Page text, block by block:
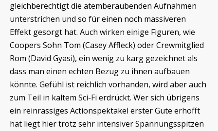
gleichberechtigt die atemberaubenden Aufnahmen
unterstrichen und so für einen noch massiveren
Effekt gesorgt hat. Auch wirken einige Figuren, wie
Coopers Sohn Tom (Casey Affleck) oder Crewmitglied
Rom (David Gyasi), ein wenig zu karg gezeichnet als
dass man einen echten Bezug zu ihnen aufbauen
könnte. Gefühl ist reichlich vorhanden, wird aber auch
zum Teil in kaltem Sci-Fi erdrückt. Wer sich übrigens
ein reinrassiges Actionspektakel erster Güte erhofft
hat liegt hier trotz sehr intensiver Spannungsspitzen